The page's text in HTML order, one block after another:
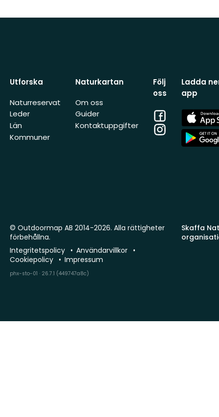
Utforska
Naturreservat
Leder
Län
Kommuner
Naturkartan
Om oss
Guider
Kontaktuppgifter
Följ
oss
Facebook
Instagram
Ladda
app
App
Store
App
Store
Skaffa
© Outdoormap AB 2014-2026. Alla rättigheter
förbehållna.
Integritetspolicy
Användarvillkor
Cookiepolicy
Impressum
phx-sto-01 · 26.7.1 (449747a8c)